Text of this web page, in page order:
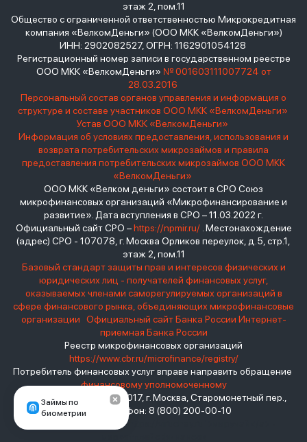
Займы по
биометрии
этаж 2, пом.11
Общество с ограниченной ответственностью Микрокредитная
компания «ВелкомДеньги» (ООО МКК «ВелкомДеньги»)
ИНН: 2902082527, ОГРН: 1162901054128
Регистрационный номер записи в государственном реестре
ООО МКК «ВелкомДеньги» № 001603111007724 от
28.03.2016
Персональный состав органов управления и информация о
структуре и составе участников ООО МКК «ВелкомДеньги»
Устав ООО МКК «ВелкомДеньги»
Информация об условиях предоставления, использования и
возврата потребительских микрозаймов и правила
предоставления потребительских микрозаймов ООО МКК
«ВелкомДеньги»
ООО МКК «Велком деньги» состоит в СРО Союз
микрофинансовых организаций «Микрофинансирование и
развитие». Дата вступления в СРО – 11.03.2022 г.
Официальный сайт СРО –https://npmir.ru/. Местонахождение
(адрес) СРО - 107078, г. Москва Орликов переулок, д.5, стр.1,
этаж 2, пом.11
Базовый стандарт защиты прав и интересов физических и
юридических лиц - получателей финансовых услуг,
оказываемых членами саморегулируемых организаций в
сфере финансового рынка, объединяющих микрофинансовые
организации
Официальный сайт Банка России Интернет-
приемная Банка России
Реестр микрофинансовых организаций
https://www.cbr.ru/microfinance/registry/
Потребитель финансовых услуг вправе направить обращение
финансовому уполномоченному
Место нахождения: 119017, г. Москва, Старомонетный пер.,
дом 3 Телефон: 8 (800) 200-00-10
взять займ - <a href="https://viruchay.ru">выручай</a> -